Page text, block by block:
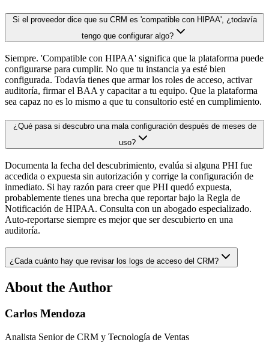
Si el proveedor dice que su CRM es 'compatible con HIPAA', ¿todavía
tengo que configurar algo?
Siempre. 'Compatible con HIPAA' significa que la plataforma puede
configurarse para cumplir. No que tu instancia ya esté bien
configurada. Todavía tienes que armar los roles de acceso, activar
auditoría, firmar el BAA y capacitar a tu equipo. Que la plataforma
sea capaz no es lo mismo a que tu consultorio esté en cumplimiento.
¿Qué pasa si descubro una mala configuración después de meses de
uso?
Documenta la fecha del descubrimiento, evalúa si alguna PHI fue
accedida o expuesta sin autorización y corrige la configuración de
inmediato. Si hay razón para creer que PHI quedó expuesta,
probablemente tienes una brecha que reportar bajo la Regla de
Notificación de HIPAA. Consulta con un abogado especializado.
Auto-reportarse siempre es mejor que ser descubierto en una
auditoría.
¿Cada cuánto hay que revisar los logs de acceso del CRM?
About the Author
Carlos Mendoza
Analista Senior de CRM y Tecnología de Ventas